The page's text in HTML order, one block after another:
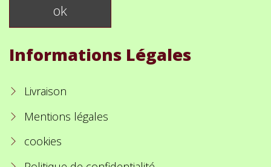
Informations Légales
Livraison
Mentions légales
cookies